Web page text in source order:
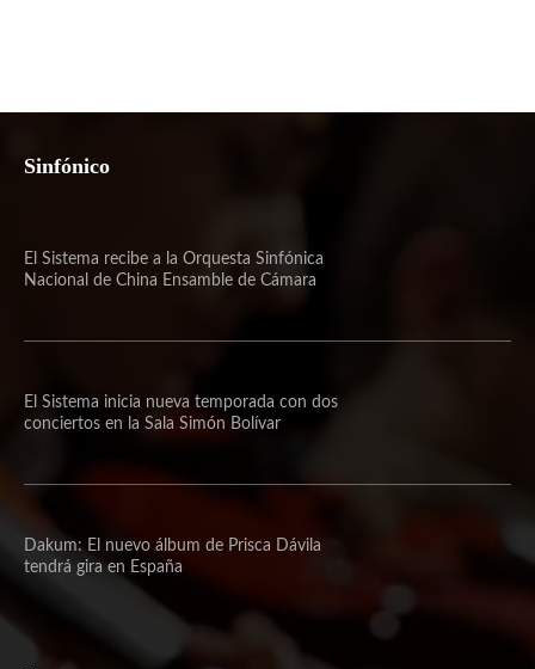
Sinfónico
El Sistema recibe a la Orquesta Sinfónica
Nacional de China Ensamble de Cámara
El Sistema inicia nueva temporada con dos
conciertos en la Sala Simón Bolívar
Dakum: El nuevo álbum de Prisca Dávila
tendrá gira en España